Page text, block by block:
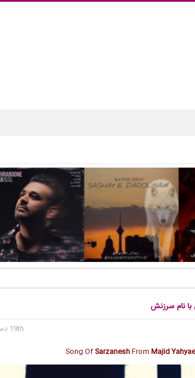
نام سرزنش
19th دسامبر 2016
Song Of SarzaneshFrom Majid